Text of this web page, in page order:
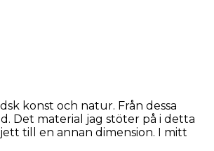
konst och natur. Från dessa
Det material jag stöter på i detta
till en annan dimension. I mitt